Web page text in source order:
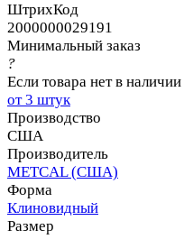
ШтрихКод
2000000029191
Минимальный заказ
?
Если товара нет в наличии
от 3 штук
Производство
США
Производитель
METCAL (США)
Форма
Клиновидный
Размер